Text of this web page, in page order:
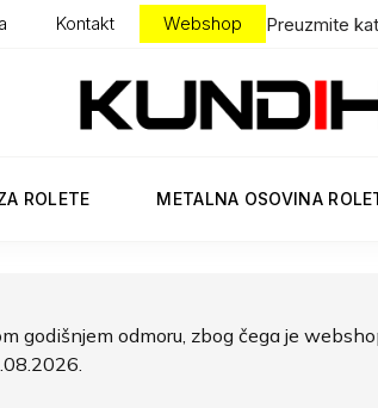
Kontakt Webshop Preuzmite
ROLETE METALNA OSOVINA
godišnjem odmoru, zbog čega je